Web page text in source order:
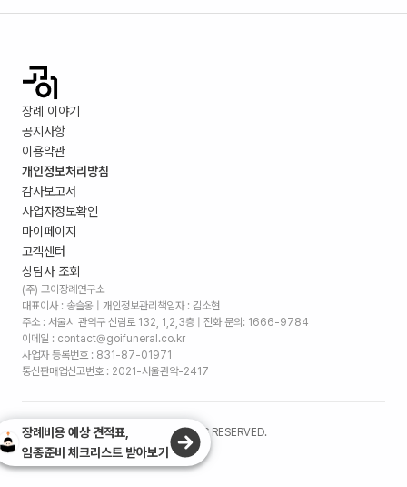
장례 이야기
공지사항
이용약관
개인정보처리방침
감사보고서
사업자정보확인
마이페이지
고객센터
상담사 조회
(주) 고이장례연구소
대표이사 : 송슬옹 | 개인정보관리책임자 : 김소현
주소 : 서울시 관악구 신림로 132, 1,2,3층 | 전화 문의: 1666-9784
이메일 : contact@goifuneral.co.kr
사업자 등록번호 : 831-87-01971
통신판매업신고번호 : 2021-서울관악-2417
©2026. (주)고이장례연구소 ALL RIGHTS RESERVED.
장례비용 예상 견적표,
임종준비 체크리스트 받아보기